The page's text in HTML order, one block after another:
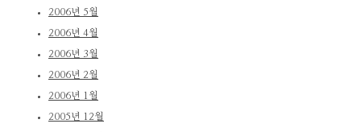
2006년 5월
2006년 4월
2006년 3월
2006년 2월
2006년 1월
2005년 12월